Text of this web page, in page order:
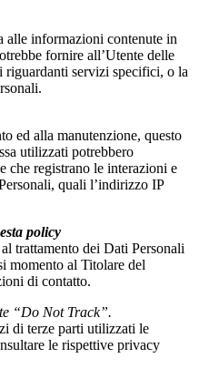
alle informazioni contenute in
fornire all’Utente delle
servizi specifici, o la
ed alla manutenzione, questo
utilizzati potrebbero
che registrano le interazioni e
quali l’indirizzo IP
policy
trattamento dei Dati Personali
momento al Titolare del
di contatto.
“Do Not Track”.
di terze parti utilizzati le
le rispettive privacy